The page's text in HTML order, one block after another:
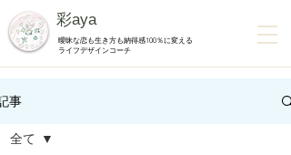
彩aya
曖昧な恋も生き方も納得感100％に変える
ライフデザインコーチ
事
全て